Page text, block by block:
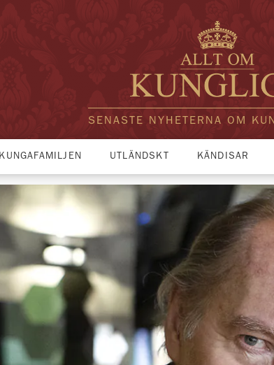
SENASTE NYHETERNA OM
KUNGAFAMILJEN UTLÄNDSKT KÄNDISAR